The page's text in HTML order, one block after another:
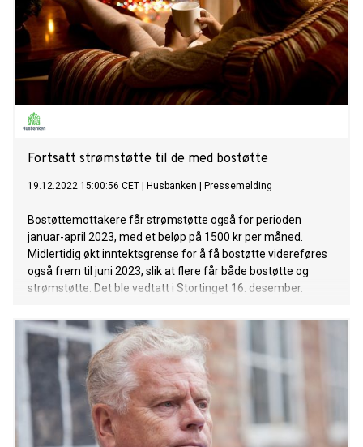
Fortsatt strømstøtte til de med bostøtte
19.12.2022 15:00:56 CET Husbanken Pressemelding
Bostøttemottakere får strømstøtte også for perioden
januar-april 2023, med et beløp på 1500 kr per måned.
Midlertidig økt inntektsgrense for å få bostøtte videreføres
også frem til juni 2023, slik at flere får både bostøtte og
strømstøtte. Det ble vedtatt i Stortinget 16. desember.